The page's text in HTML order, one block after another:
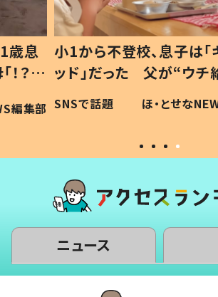
歳息
？」
編集部
小1から不登校、息子は「
ッド」だった 父が“ウチ
作り続ける理由とは #令
#令和の子
SNSで話題 ほ・とせな
ニュース